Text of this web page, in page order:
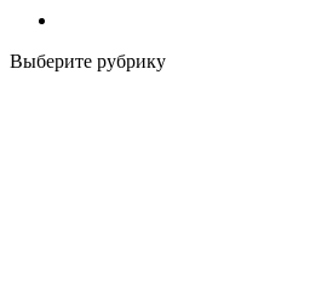
Выберите рубрику